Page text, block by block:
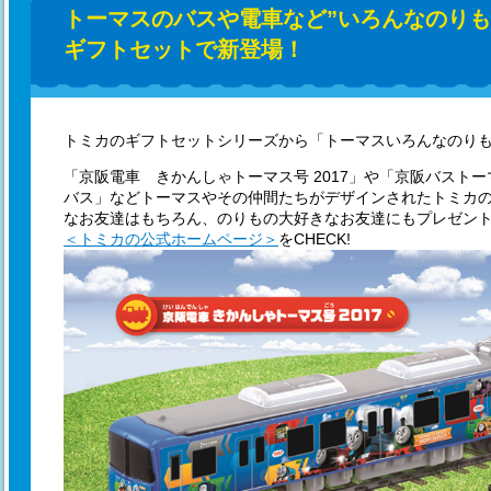
トーマスのバスや電車など”いろんなのり
ギフトセットで新登場！
トミカのギフトセットシリーズから「トーマスいろんなのり
「京阪電車 きかんしゃトーマス号 2017」や「京阪バスト
バス」などトーマスやその仲間たちがデザインされたトミカ
なお友達はもちろん、のりもの大好きなお友達にもプレゼン
＜トミカの公式ホームページ＞ をCHECK!